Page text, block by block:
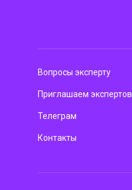
Вопросы эксперту
Приглашаем экспертов
Телеграм
Контакты